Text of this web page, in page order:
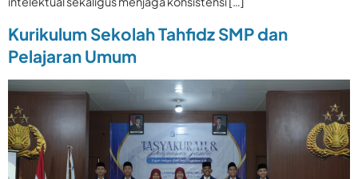
Kurikulum Sekolah Tahfidz SMP dan
Pelajaran Umum